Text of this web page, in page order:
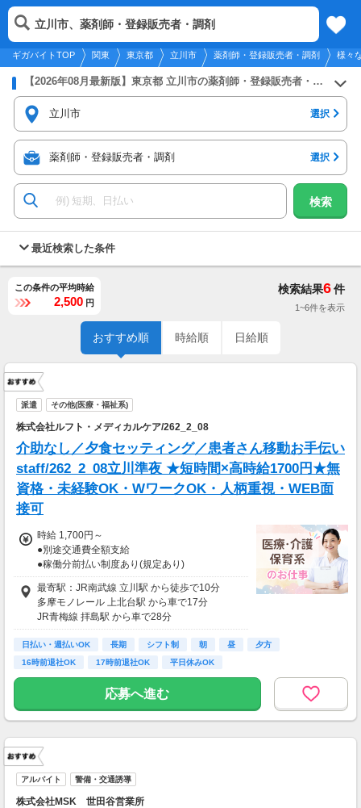
2026年8月9日更新
関東
メニュー
ギガバイトTOP 関東 東京都 立川市 薬剤師・登録販売者・調剤 様々
立川市、薬剤師・登録販売者・調剤
【2026年08月最新版】東京都 立川市の薬剤師・登録販売者・調剤のバイト・アルバイト・パートの求人募集情報
立川市 選択
薬剤師・登録販売者・調剤 選択
検索
最近検索した条件
この条件の平均時給
2,500 円
検索結果6件
1~6件を表示
おすすめ順 時給順 日給順
派遣 その他(医療・福祉系)
株式会社ルフト・メディカルケア/262_2_08
介助なし／夕食セッティング／患者さん移動お手伝い
staff/262_2_08立川準夜 ★短時間×高時給1700円★無
資格・未経験OK・WワークOK・人柄重視・WEB面
接可
時給 1,700円～
●別途交通費全額支給
●稼働分前払い制度あり(規定あり)
【月収例】
時給1,700円×実働6時間×21日
＝223,125円(深夜手当含む)
最寄駅：JR南武線 立川駅 から徒歩で10分
多摩モノレール 上北台駅 から車で17分
JR青梅線 拝島駅 から車で28分
・車通勤OK(駐車場規定あり)
日払い・週払いOK 長期 シフト制 朝 昼
夕方
16時前退社OK
17時前退社OK 平日休みOK
応募へ進む
アルバイト 警備・交通誘導
株式会社MSK 世田谷営業所